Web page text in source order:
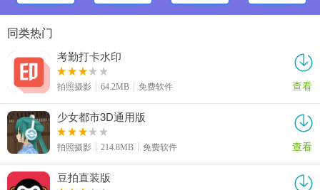
同类热门
考勤打卡水印
拍照摄影 64.2MB 免费软件 查看
少女都市3D通用版
拍照摄影 214.8MB 免费软件 查看
豆拍直装版